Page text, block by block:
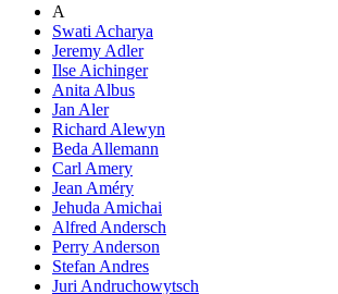
A
Swati Acharya
Jeremy Adler
Ilse Aichinger
Anita Albus
Jan Aler
Richard Alewyn
Beda Allemann
Carl Amery
Jean Améry
Jehuda Amichai
Alfred Andersch
Perry Anderson
Stefan Andres
Juri Andruchowytsch